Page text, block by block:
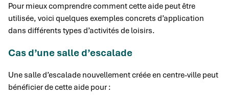
Pour mieux comprendre comment cette aide peut être
utilisée, voici quelques exemples concrets d’application
dans différents types d’activités de loisirs.
Cas d’une salle d’escalade
Une salle d’escalade nouvellement créée en centre-ville peut
bénéficier de cette aide pour :